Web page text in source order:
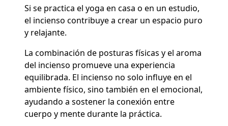
Si se practica el yoga en casa o en un estudio,
el incienso contribuye a crear un espacio puro
y relajante.
La combinación de posturas físicas y el aroma
del incienso promueve una experiencia
equilibrada. El incienso no solo influye en el
ambiente físico, sino también en el emocional,
ayudando a sostener la conexión entre
cuerpo y mente durante la práctica.